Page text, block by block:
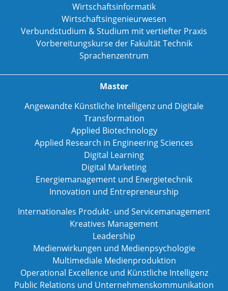
Wirtschaftsinformatik
Wirtschaftsingenieurwesen
Verbundstudium & Studium mit vertiefter Praxis
Vorbereitungskurse der Fakultät Technik
Sprachenzentrum
Master
Angewandte Künstliche Intelligenz und Digitale
Transformation
Applied Biotechnology
Applied Research in Engineering Sciences
Digital Learning
Digital Marketing
Energiemanagement und Energietechnik
Innovation und Entrepreneurship
Internationales Produkt- und Servicemanagement
Kreatives Management
Leadership
Medienwirkungen und Medienpsychologie
Multimediale Medienproduktion
Operational Excellence und Künstliche Intelligenz
Public Relations und Unternehmenskommunikation